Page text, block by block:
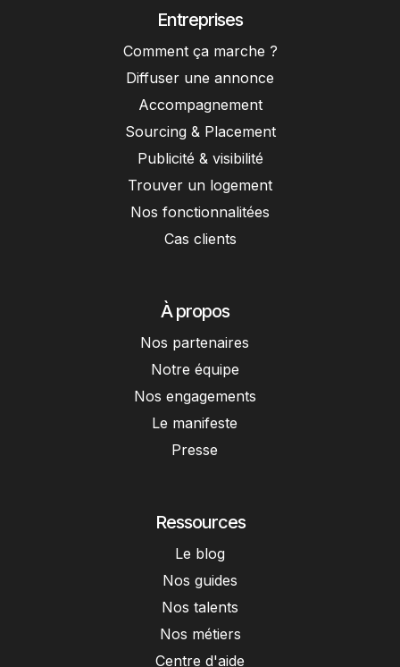
Entreprises
Comment ça marche ?
Diffuser une annonce
Accompagnement
Sourcing & Placement
Publicité & visibilité
Trouver un logement
Nos fonctionnalitées
Cas clients
À propos
Nos partenaires
Notre équipe
Nos engagements
Le manifeste
Presse
Ressources
Le blog
Nos guides
Nos talents
Nos métiers
Centre d'aide